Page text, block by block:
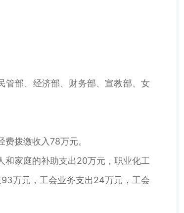
管部、经济部、财务部、宣教部、女
拨缴收入78万元。
和家庭的补助支出20万元，职业化工
万元，工会业务支出24万元，工会